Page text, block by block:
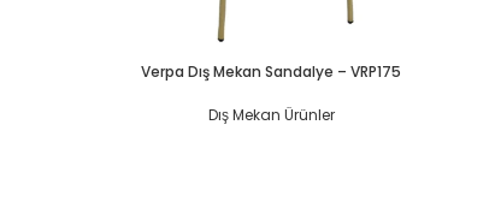
Verpa Dış Mekan Sandalye – VRP175
Dış Mekan Ürünler